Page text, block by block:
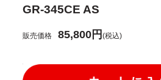
GR-345CE AS
販売価格 85,800円(税込)